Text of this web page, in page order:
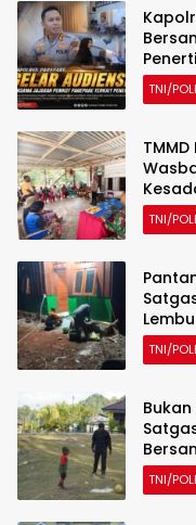
TNI/
TNI/
TNI/
TNI/